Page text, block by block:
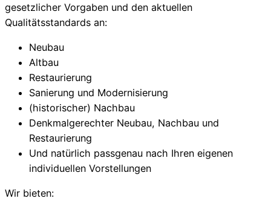
gesetzlicher Vorgaben und den aktuellen
Qualitätsstandards an:
Neubau
Altbau
Restaurierung
Sanierung und Modernisierung
(historischer) Nachbau
Denkmalgerechter Neubau, Nachbau und
Restaurierung
Und natürlich passgenau nach Ihren eigenen
individuellen Vorstellungen
Wir bieten: